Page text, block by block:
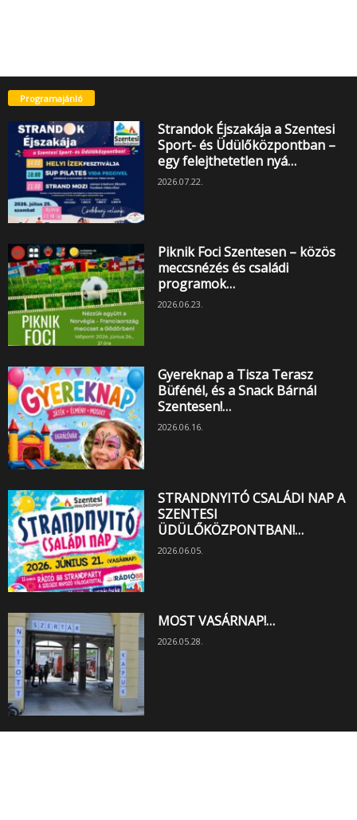
Programajánló
Strandok Éjszakája a Szentesi
Sport- és Üdülőközpontban –
egy felejthetetlen nyá…
2026.07.22.
Piknik Foci Szentesen – közös
meccsnézés és családi
programok…
2026.06.23.
Gyereknap a Tisza Terasz
Büfénél, és a Snack Bárnál
Szentesen!…
2026.06.16.
STRANDNYITÓ CSALÁDI NAP A
SZENTESI
ÜDÜLŐKÖZPONTBAN!…
2026.06.05.
MOST VASÁRNAP!…
2026.05.28.